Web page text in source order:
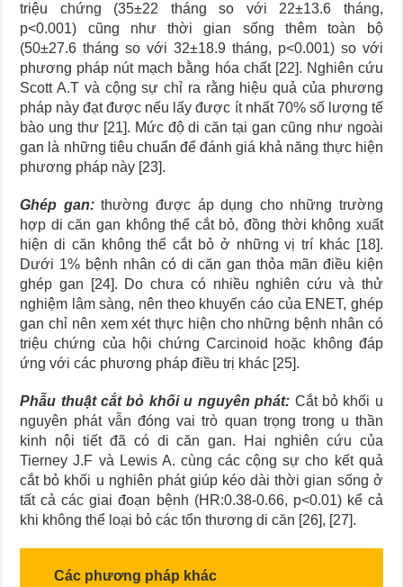
triệu chứng (35±22 tháng so với 22±13.6 tháng,
p<0.001) cũng như thời gian sống thêm toàn bộ
(50±27.6 tháng so với 32±18.9 tháng, p<0.001) so với
phương pháp nút mạch bằng hóa chất [22]. Nghiên cứu
Scott A.T và cộng sự chỉ ra rằng hiệu quả của phương
pháp này đạt được nếu lấy được ít nhất 70% số lượng tế
bào ung thư [21]. Mức độ di căn tại gan cũng như ngoài
gan là những tiêu chuẩn để đánh giá khả năng thực hiện
phương pháp này [23].
Ghép gan:thường được áp dụng cho những trường
hợp di căn gan không thể cắt bỏ, đồng thời không xuất
hiện di căn không thể cắt bỏ ở những vị trí khác [18].
Dưới 1% bệnh nhân có di căn gan thỏa mãn điều kiện
ghép gan [24]. Do chưa có nhiều nghiên cứu và thử
nghiệm lâm sàng, nên theo khuyến cáo của ENET, ghép
gan chỉ nên xem xét thực hiện cho những bệnh nhân có
triệu chứng của hội chứng Carcinoid hoặc không đáp
ứng với các phương pháp điều trị khác [25].
Phẫu thuật cắt bỏ khối u nguyên phát: Cắt bỏ khối u
nguyên phát vẫn đóng vai trò quan trọng trong u thần
kinh nội tiết đã có di căn gan. Hai nghiên cứu của
Tierney J.F và Lewis A. cùng các cộng sự cho kết quả
cắt bỏ khối u nghiên phát giúp kéo dài thời gian sống ở
tất cả các giai đoạn bệnh (HR:0.38-0.66, p<0.01) kể cả
khi không thể loại bỏ các tổn thương di căn [26], [27].
Các phương pháp khác